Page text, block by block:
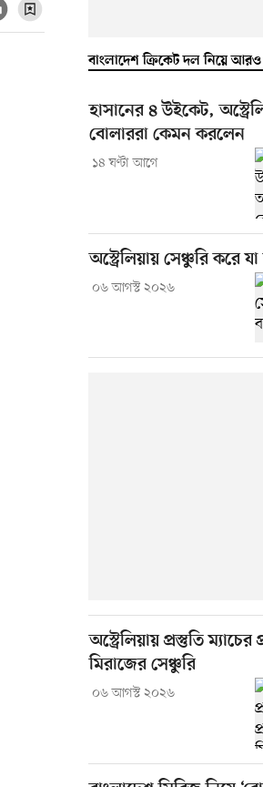
বাংলাদেশ ক্রিকেট দল নিয়ে
হাসানের ৪ উইকেট,
বোলাররা কেমন করলেন
১৪ ঘণ্টা আগে
অস্ট্রেলিয়ায় সেঞ্চুরি করে
০৬ আগস্ট ২০২৬
অস্ট্রেলিয়ায় প্রস্তুতি
মিরাজের সেঞ্চুরি
০৬ আগস্ট ২০২৬